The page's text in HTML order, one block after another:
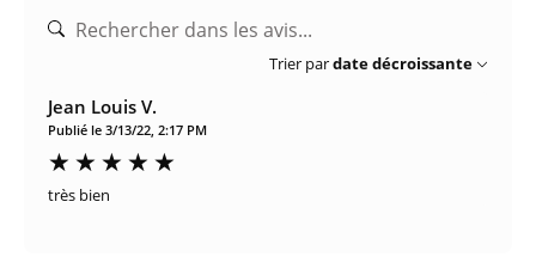
Trier pardate décroissante
Jean Louis V.
Publié le 3/13/22, 2:17 PM
très bien